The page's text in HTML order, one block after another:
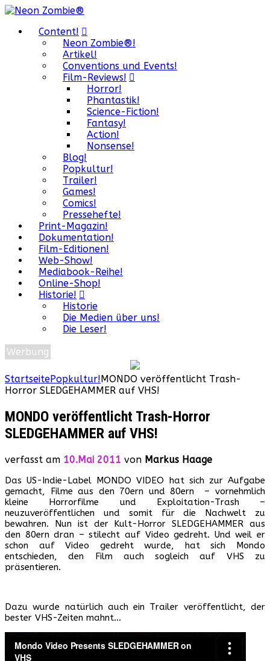
Content!
Neon Zombie®!
Artikel!
Conventions und Events!
Film-Reviews!
Horror!
Phantastik!
Science-Fiction!
Fantasy!
Action!
Nonsense!
Blog!
Popkultur!
Trailer!
Games!
Comics!
Pressehefte!
Print-Magazin!
Dokumentation!
Film-Editionen!
Web-Show!
Mediabook-Reihe!
Online-Shop!
Historie!
Historie
Die Medien über uns!
Die Leser!
Werbung
StartseitePopkultur!MONDO veröffentlicht Trash-
Horror SLEDGEHAMMER auf VHS!
MONDO veröffentlicht Trash-Horror
SLEDGEHAMMER auf VHS!
verfasst am 10.Mai 2011 von Markus Haage
Das US-Indie-Label MONDO VIDEO hat sich zur Aufgabe
gemacht, Filme aus den 70ern und 80ern – vornehmlich
kleine Horrorfilme und Exploitation-Trash –
neuzuveröffentlichen und somit für die Nachwelt zu
bewahren. Nun ist der Kult-Horror SLEDGEHAMMER aus
den 80ern dran – stilecht auf Video gedreht. Und weil er
schon auf Video gedreht wurde, hat sich Mondo
entschieden, den Film auch sogleich auf VHS zu
präsentieren.
Dazu wurde natürlich auch ein Trailer veröffentlicht, der
bester VHS-Zeiten mahnt…